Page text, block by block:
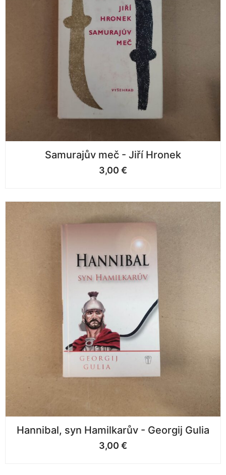
Samurajův meč - Jiří Hronek
3,00 €
Hannibal, syn Hamilkarův - Georgij Gulia
3,00 €